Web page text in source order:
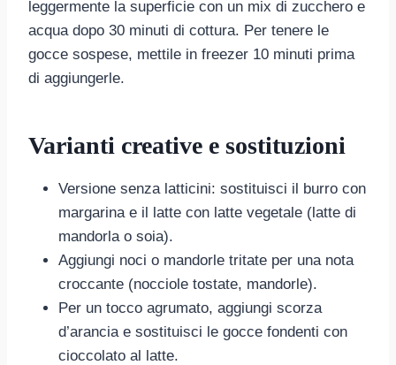
leggermente la superficie con un mix di zucchero e
acqua dopo 30 minuti di cottura. Per tenere le
gocce sospese, mettile in freezer 10 minuti prima
di aggiungerle.
Varianti creative e sostituzioni
Versione senza latticini: sostituisci il burro con
margarina e il latte con latte vegetale (latte di
mandorla o soia).
Aggiungi noci o mandorle tritate per una nota
croccante (nocciole tostate, mandorle).
Per un tocco agrumato, aggiungi scorza
d’arancia e sostituisci le gocce fondenti con
cioccolato al latte.